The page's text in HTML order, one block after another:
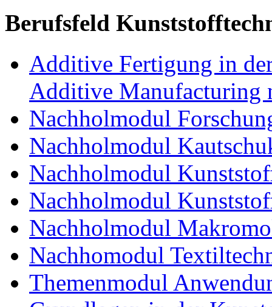
Berufsfeld
Additive Fertigung in
Additive Manufacturing
Nachholmodul
Nachholmodul
Nachholmodul
Nachholmodul
Nachholmodul
Nachhomodul
Themenmodul